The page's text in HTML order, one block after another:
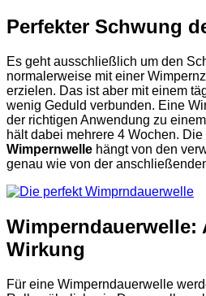
Perfekter Schwung
Es geht ausschließlich um den
normalerweise mit einer
erzielen. Das ist aber mit einem
wenig Geduld verbunden. Eine
der richtigen Anwendung zu
hält dabei mehrere 4 Wochen.
Wimpernwelle hängt von den
genau wie von der
Wimperndauerwelle:
Wirkung
Für eine Wimperndauerwelle